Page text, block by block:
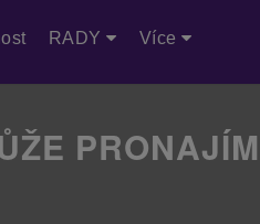
RADY Více